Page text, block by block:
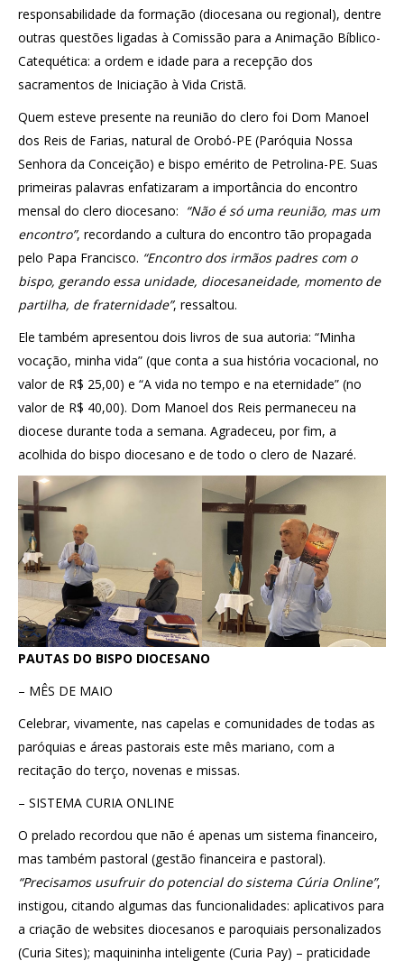
responsabilidade da formação (diocesana ou regional), dentre
outras questões ligadas à Comissão para a Animação Bíblico-
Catequética: a ordem e idade para a recepção dos
sacramentos de Iniciação à Vida Cristã.
Quem esteve presente na reunião do clero foi Dom Manoel
dos Reis de Farias, natural de Orobó-PE (Paróquia Nossa
Senhora da Conceição) e bispo emérito de Petrolina-PE. Suas
primeiras palavras enfatizaram a importância do encontro
mensal do clero diocesano: “Não é só uma reunião, mas um
encontro”, recordando a cultura do encontro tão propagada
pelo Papa Francisco. “Encontro dos irmãos padres com o
bispo, gerando essa unidade, diocesaneidade, momento de
partilha, de fraternidade”, ressaltou.
Ele também apresentou dois livros de sua autoria: “Minha
vocação, minha vida” (que conta a sua história vocacional, no
valor de R$ 25,00) e “A vida no tempo e na eternidade” (no
valor de R$ 40,00). Dom Manoel dos Reis permaneceu na
diocese durante toda a semana. Agradeceu, por fim, a
acolhida do bispo diocesano e de todo o clero de Nazaré.
PAUTAS DO BISPO DIOCESANO
– MÊS DE MAIO
Celebrar, vivamente, nas capelas e comunidades de todas as
paróquias e áreas pastorais este mês mariano, com a
recitação do terço, novenas e missas.
– SISTEMA CURIA ONLINE
O prelado recordou que não é apenas um sistema financeiro,
mas também pastoral (gestão financeira e pastoral).
“Precisamos usufruir do potencial do sistema Cúria Online”,
instigou, citando algumas das funcionalidades: aplicativos para
a criação de websites diocesanos e paroquiais personalizados
(Curia Sites); maquininha inteligente (Curia Pay) – praticidade